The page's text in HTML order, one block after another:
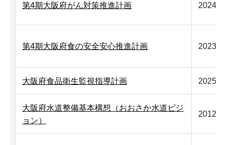
第4期大阪府がん対策推進計画 2024
第4期大阪府食の安全安心推進計画 2023
大阪府食品衛生監視指導計画 2025
大阪府水道整備基本構想（おおさか水道ビジ
ョン）
2012